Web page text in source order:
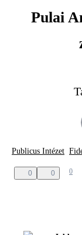
Pulai
Publicus Intézet
0 0 0